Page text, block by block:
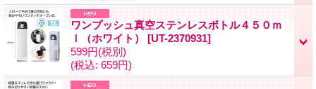
ワンプッシュ真空ステンレスボトル４５０ｍ
ｌ（ホワイト） [UT-2370931]
599円(税別)
(税込: 659円)